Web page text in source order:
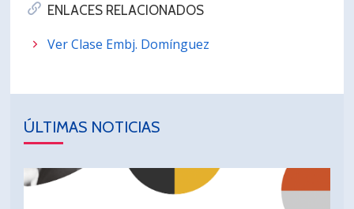
ENLACES RELACIONADOS
Ver Clase Embj. Domínguez
ÚLTIMAS NOTICIAS